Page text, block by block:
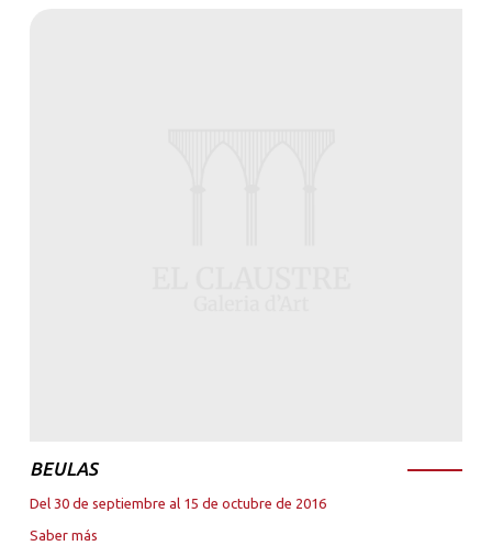
BEULAS
Del 30 de septiembre al 15 de octubre de 2016
Saber más